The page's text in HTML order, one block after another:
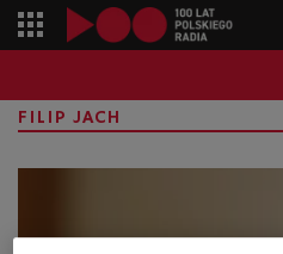
FILIP JACH